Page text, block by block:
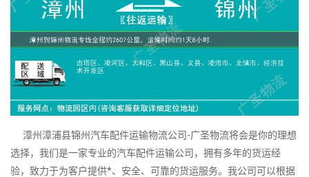
漳州漳浦县锦州汽车配件运输物流公司-广圣物流将会是你的理想
选择，我们是一家专业的汽车配件运输公司，拥有多年的货运经
验，致力于为客户提供*、安全、可靠的货运服务。我公司可以根据